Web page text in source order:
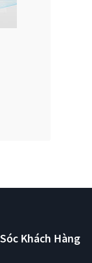
Khách Hàng